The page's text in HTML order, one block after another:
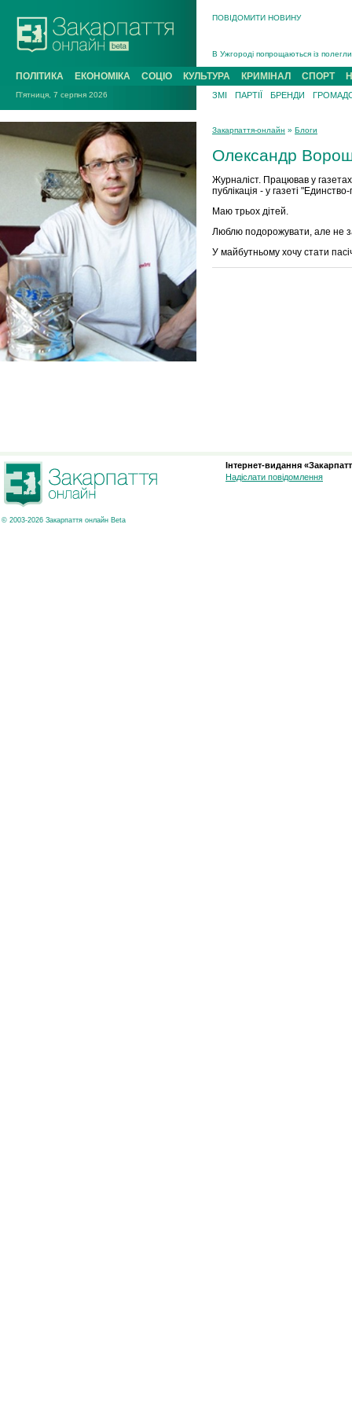
ПОВІДОМИТИ НОВИНУ
В Ужгороді попрощаються із
В Ужгороді 5 серпня
Підтвердили загибель захисника
На війні з рф поліг військовий з
Інструктора районного ТЦК на
ПОЛІТИКА ЕКОНОМІКА СОЦІО КУЛЬТУРА КРИМІНАЛ СПОРТ
П'ятниця, 7 серпня 2026 ЗМІ ПАРТІЇ БРЕНДИ
Закарпаття-онлайн » Блоги
Олександр
Журналіст. Працював у
публікація - у газеті
Маю трьох дітей.
Люблю подорожувати, але не
У майбутньому хочу стати
© 2003-2026 Закарпаття онлайн Beta
Інтернет-видання
Надіслати повідомлення